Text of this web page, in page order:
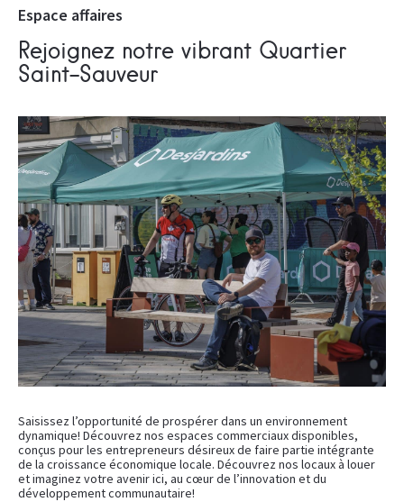
Espace affaires
Rejoignez notre vibrant Quartier
Saint-Sauveur
Saisissez l’opportunité de prospérer dans un environnement
dynamique! Découvrez nos espaces commerciaux disponibles,
conçus pour les entrepreneurs désireux de faire partie intégrante
de la croissance économique locale. Découvrez nos locaux à louer
et imaginez votre avenir ici, au cœur de l’innovation et du
développement communautaire!